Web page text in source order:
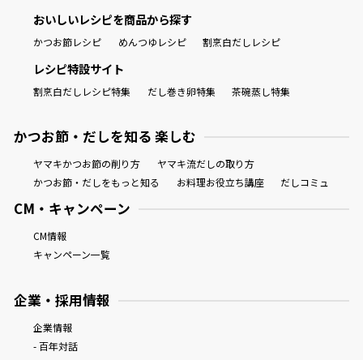
おいしいレシピを商品から探す
かつお節レシピ めんつゆレシピ 割烹白だしレシピ
レシピ特設サイト
割烹白だしレシピ特集 だし巻き卵特集 茶碗蒸し特集
かつお節・だしを知る 楽しむ
ヤマキかつお節の削り方
ヤマキ流だしの取り方
かつお節・だしをもっと知る
お料理お役立ち講座 だしコミュ
CM・キャンペーン
CM情報
キャンペーン一覧
企業・採用情報
企業情報
- 百年対話